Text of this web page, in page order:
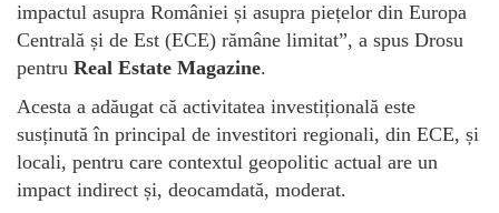
impactul asupra României și asupra piețelor din Europa
Centrală și de Est (ECE) rămâne limitat”, a spus Drosu
pentru Real Estate Magazine.
Acesta a adăugat că activitatea investițională este
susținută în principal de investitori regionali, din ECE, și
locali, pentru care contextul geopolitic actual are un
impact indirect și, deocamdată, moderat.